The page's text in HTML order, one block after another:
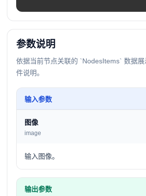
参数说明
依据当前节点关联的 `NodesItems` 数据
件说明。
输入参数
图像
image
输入图像。
输出参数